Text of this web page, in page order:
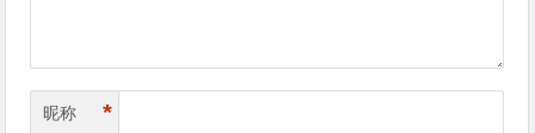
昵称 *